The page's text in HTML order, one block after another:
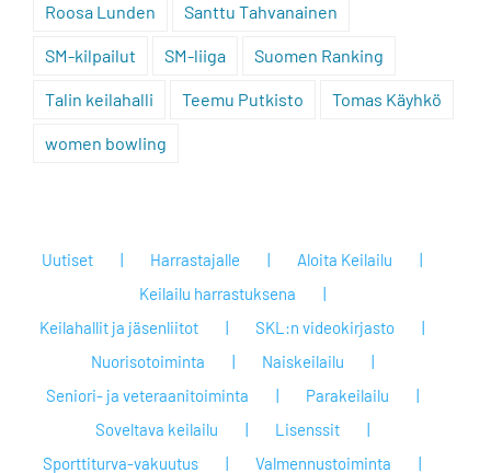
Roosa Lunden Santtu Tahvanainen
SM-kilpailut SM-liiga Suomen Ranking
Talin keilahalli Teemu Putkisto Tomas Käyhkö
women bowling
Uutiset Harrastajalle
Aloita Keilailu
Keilailu harrastuksena
Keilahallit ja jäsenliitot
SKL:n videokirjasto
Nuorisotoiminta
Naiskeilailu
Seniori- ja veteraanitoiminta
Parakeilailu
Soveltava keilailu
Lisenssit
Sporttiturva-vakuutus
Valmennustoiminta